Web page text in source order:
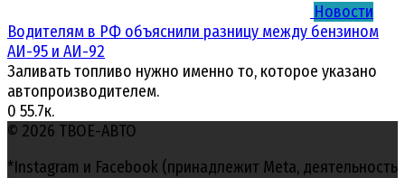
Новости
Водителям в РФ объяснили разницу между бензином
АИ-95 и АИ-92
Заливать топливо нужно именно то, которое указано
автопроизводителем.
0 55.7к.
© 2026 ТВОЕ-АВТО
*Instagram и Facebook (принадлежит Meta, деятельность